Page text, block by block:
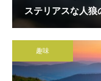
ステリアスな人狼
趣味